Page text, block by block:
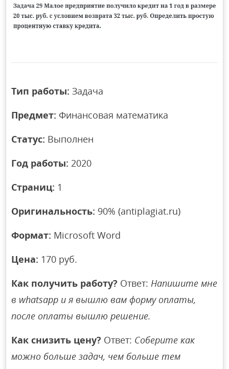
Тип работы: Задача
Предмет: Финансовая математика
Статус: Выполнен
Год работы: 2020
Страниц: 1
Оригинальность: 90% (antiplagiat.ru)
Формат: Microsoft Word
Цена: 170 руб.
Как получить работу? Ответ: Напишите мне
в whatsapp и я вышлю вам форму оплаты,
после оплаты вышлю решение.
Как снизить цену? Ответ: Соберите как
можно больше задач, чем больше тем